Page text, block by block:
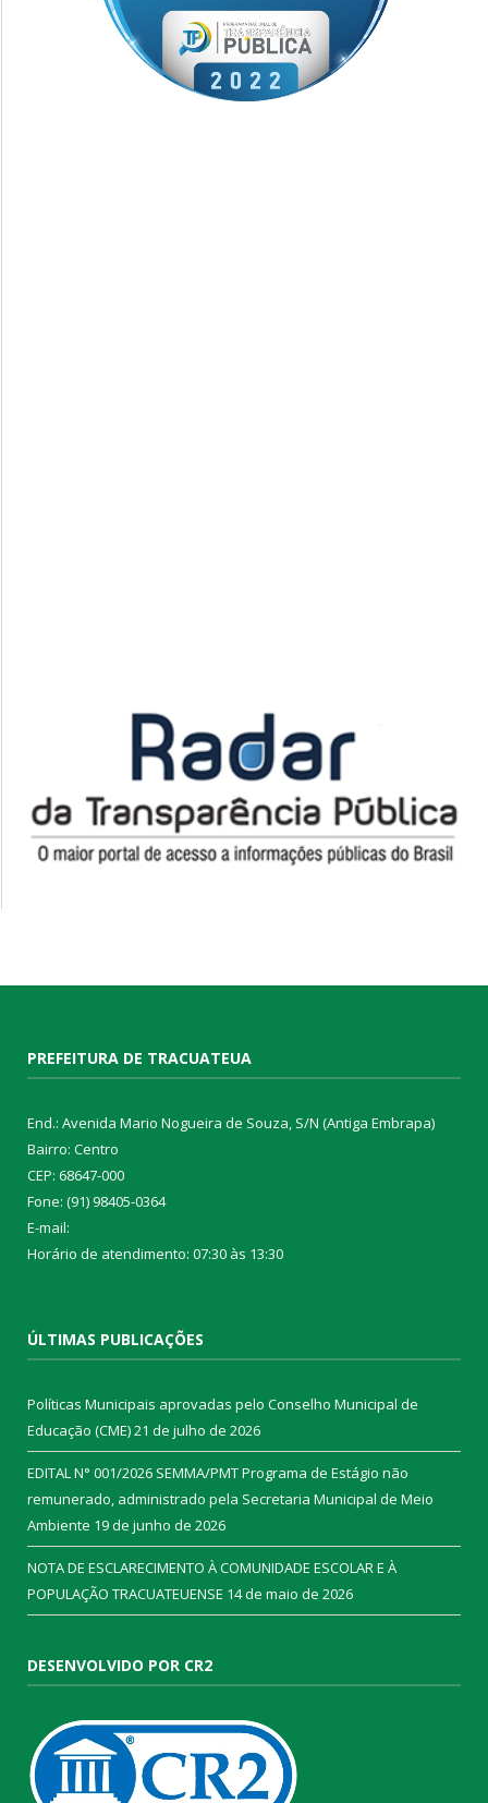
PREFEITURA DE TRACUATEUA
End.: Avenida Mario Nogueira de Souza, S/N (Antiga Embrapa)
Bairro: Centro
CEP: 68647-000
Fone: (91) 98405-0364
E-mail:
Horário de atendimento: 07:30 às 13:30
ÚLTIMAS PUBLICAÇÕES
Políticas Municipais aprovadas pelo Conselho Municipal de
Educação (CME)21 de julho de 2026
EDITAL N° 001/2026 SEMMA/PMT Programa de Estágio não
remunerado, administrado pela Secretaria Municipal de Meio
Ambiente 19 de junho de 2026
NOTA DE ESCLARECIMENTO À COMUNIDADE ESCOLAR E À
POPULAÇÃO TRACUATEUENSE 14 de maio de 2026
DESENVOLVIDO POR CR2